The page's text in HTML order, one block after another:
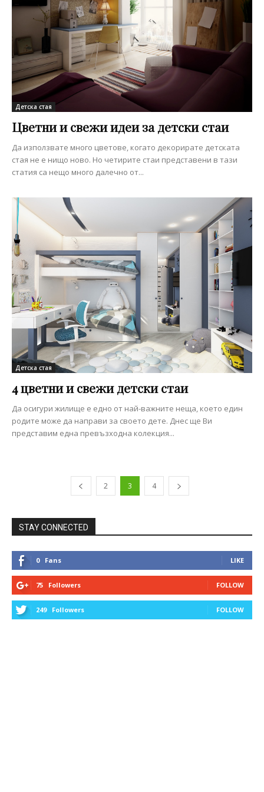
Детска стая
Цветни и свежи идеи за детски стаи
Да използвате много цветове, когато декорирате детската
стая не е нищо ново. Но четирите стаи представени в тази
статия са нещо много далечно от...
Детска стая
4 цветни и свежи детски стаи
Да осигури жилище е едно от най-важните неща, което един
родите може да направи за своето дете. Днес ще Ви
представим една превъзходна колекция...
2 3 4
STAY CONNECTED
0 Fans LIKE
75 Followers FOLLOW
249 Followers FOLLOW